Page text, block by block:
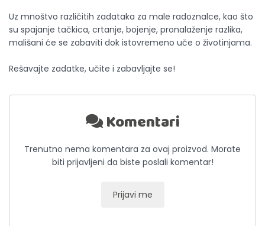
Uz mnoštvo različitih zadataka za male radoznalce, kao što
su spajanje tačkica, crtanje, bojenje, pronalaženje razlika,
mališani će se zabaviti dok istovremeno uče o životinjama.
Rešavajte zadatke, učite i zabavljajte se!
Komentari
Trenutno nema komentara za ovaj proizvod. Morate
biti prijavljeni da biste poslali komentar!
Prijavi me